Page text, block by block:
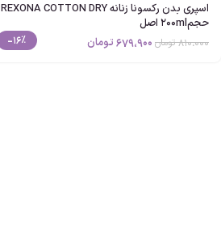
اسپری بدن رکسونا زنانه REXONA COTTON DRY
حجم200ml اصل
810،000 تومان 679،900 تومان -16%